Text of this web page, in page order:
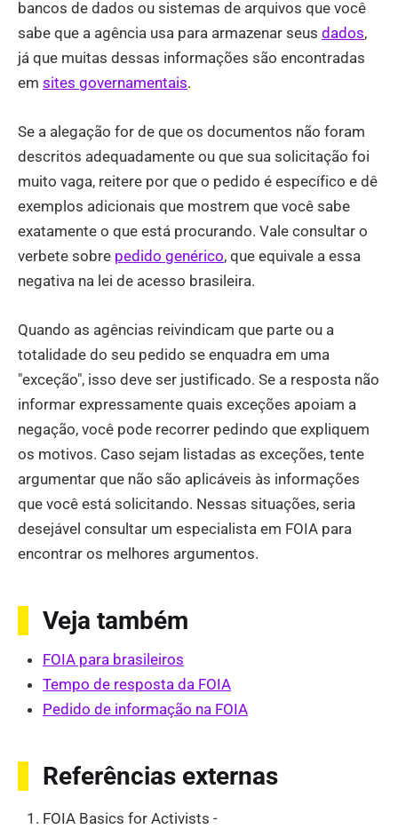
bancos de dados ou sistemas de arquivos que você
sabe que a agência usa para armazenar seus dados,
já que muitas dessas informações são encontradas
em sites governamentais.
Se a alegação for de que os documentos não foram
descritos adequadamente ou que sua solicitação foi
muito vaga, reitere por que o pedido é específico e dê
exemplos adicionais que mostrem que você sabe
exatamente o que está procurando. Vale consultar o
verbete sobre pedido genérico, que equivale a essa
negativa na lei de acesso brasileira.
Quando as agências reivindicam que parte ou a
totalidade do seu pedido se enquadra em uma
"exceção", isso deve ser justificado. Se a resposta não
informar expressamente quais exceções apoiam a
negação, você pode recorrer pedindo que expliquem
os motivos. Caso sejam listadas as exceções, tente
argumentar que não são aplicáveis ​​às informações
que você está solicitando. Nessas situações, seria
desejável consultar um especialista em FOIA para
encontrar os melhores argumentos.
Veja também
FOIA para brasileiros
Tempo de resposta da FOIA
Pedido de informação na FOIA
Referências externas
FOIA Basics for Activists -